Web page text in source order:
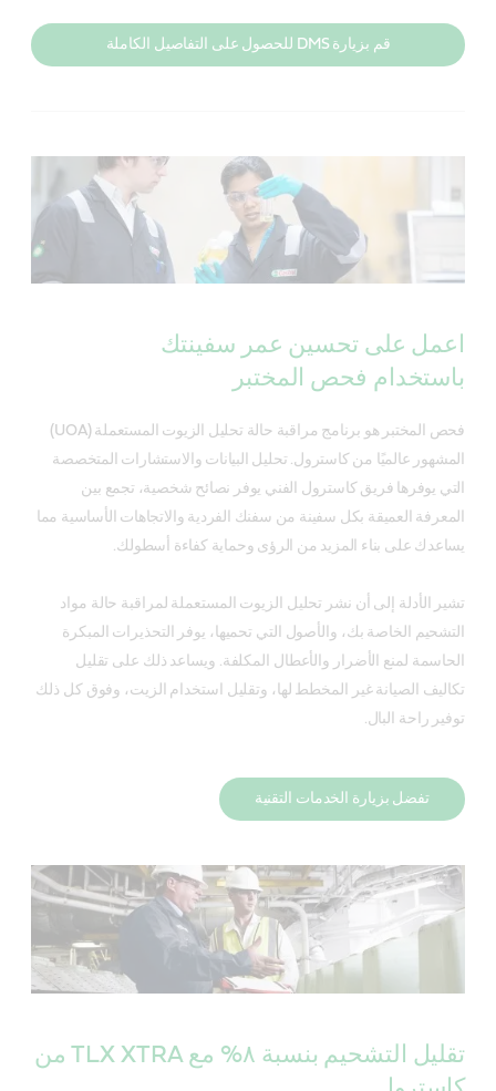
قم بزيارة DMS للحصول على التفاصيل الكاملة
اعمل على تحسين عمر سفينتك
باستخدام فحص المختبر
فحص المختبر هو برنامج مراقبة حالة تحليل الزيوت المستعملة (UOA)
المشهور عالميًا من كاسترول. تحليل البيانات والاستشارات المتخصصة
التي يوفرها فريق كاسترول الفني يوفر نصائح شخصية، تجمع بين
المعرفة العميقة بكل سفينة من سفنك الفردية والاتجاهات الأساسية مما
يساعدك على بناء المزيد من الرؤى وحماية كفاءة أسطولك.
تشير الأدلة إلى أن نشر تحليل الزيوت المستعملة لمراقبة حالة مواد
التشحيم الخاصة بك، والأصول التي تحميها، يوفر التحذيرات المبكرة
الحاسمة لمنع الأضرار والأعطال المكلفة. ويساعد ذلك على تقليل
تكاليف الصيانة غير المخطط لها، وتقليل استخدام الزيت، وفوق كل ذلك
توفير راحة البال.
تفضل بزيارة الخدمات التقنية
تقليل التشحيم بنسبة ٨% مع TLX XTRA من